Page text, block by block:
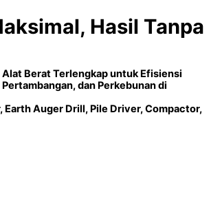
Hasil Tanpa
Berat Terlengkap untuk Efisiensi
dan Perkebunan di
Earth Auger Drill, Pile Driver, Compactor,